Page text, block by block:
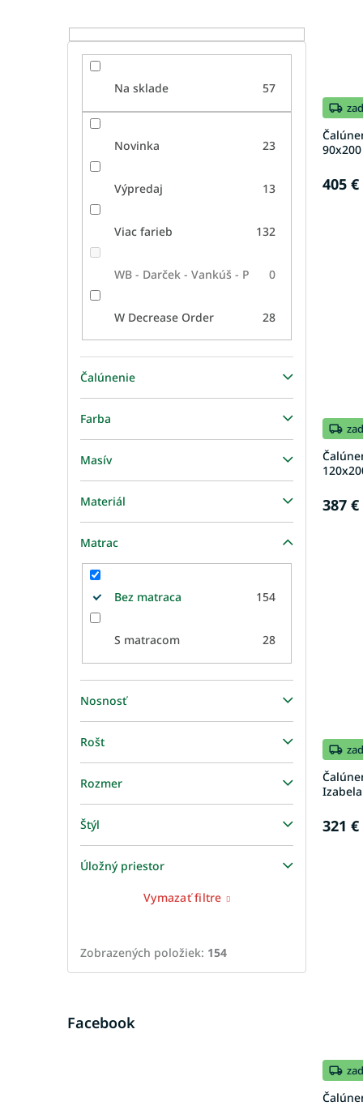
Na sklade 57
Novinka 23
Výpredaj 13
Viac farieb 132
WB - Darček - Vankúš - P 0
W Decrease Order 28
Čalúnenie
Farba
Masív
Materiál
Matrac
Bez matraca 154
S matracom 28
Nosnosť
Rošt
Rozmer
Štýl
Úložný priestor
Vymazať filtre
Zobrazených položiek: 154
Facebook
405 €
387 €
321 €